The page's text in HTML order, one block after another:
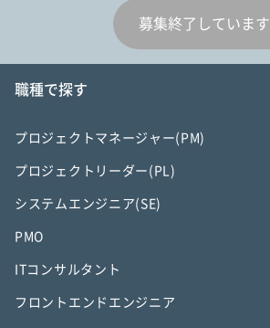
募集終了しています
職種で探す
プロジェクトマネージャー(PM)
プロジェクトリーダー(PL)
システムエンジニア(SE)
PMO
ITコンサルタント
フロントエンドエンジニア